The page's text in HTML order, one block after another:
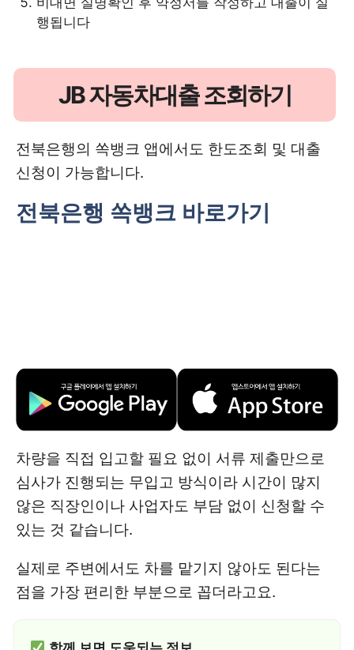
행됩니다
JB 자동차대출 조회하기
전북은행의 쏙뱅크 앱에서도 한도조회 및 대출
신청이 가능합니다.
전북은행 쏙뱅크 바로가기
차량을 직접 입고할 필요 없이 서류 제출만으로
심사가 진행되는 무입고 방식이라 시간이 많지
않은 직장인이나 사업자도 부담 없이 신청할 수
있는 것 같습니다.
실제로 주변에서도 차를 맡기지 않아도 된다는
점을 가장 편리한 부분으로 꼽더라고요.